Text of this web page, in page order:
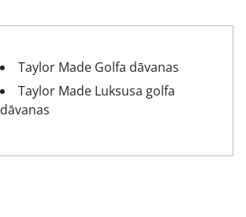
Taylor Made Golfa dāvanas
Taylor Made Luksusa golfa
dāvanas